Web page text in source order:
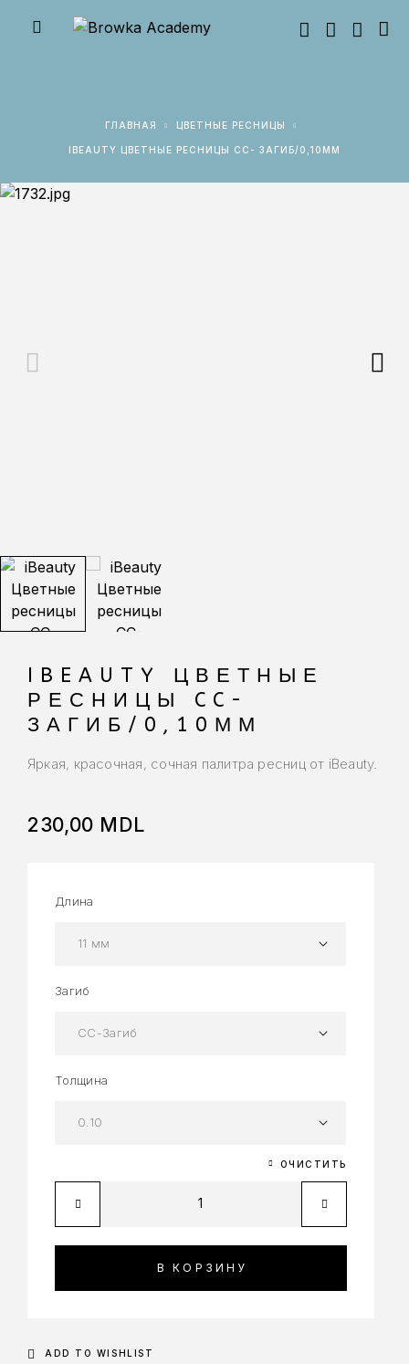
ГЛАВНАЯ ЦВЕТНЫЕ РЕСНИЦЫ
IBEAUTY ЦВЕТНЫЕ РЕСНИЦЫ CC- ЗАГИБ/0,10ММ
IBEAUTY ЦВЕТНЫЕ
РЕСНИЦЫ CC-
ЗАГИБ/0,10ММ
Яркая, красочная, сочная палитра ресниц от iBeauty.
230,00 MDL
Длина
Загиб
Толщина
ОЧИСТИТЬ
В КОРЗИНУ
ADD TO WISHLIST